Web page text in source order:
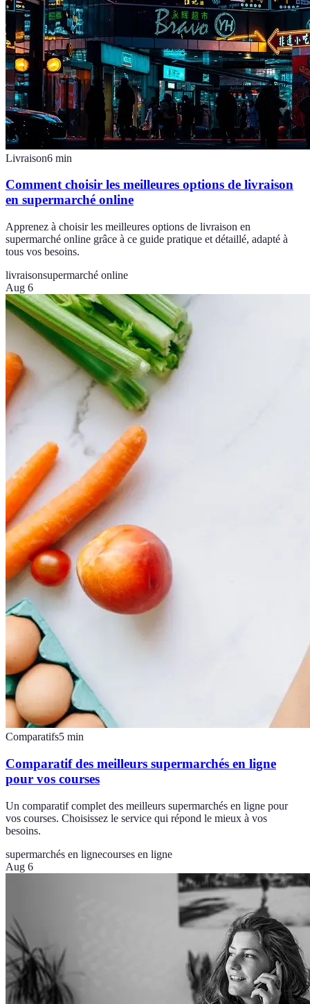
Livraison6 min
Comment choisir les meilleures options de livraison
en supermarché online
Apprenez à choisir les meilleures options de livraison en
supermarché online grâce à ce guide pratique et détaillé, adapté à
tous vos besoins.
livraisonsupermarché online
Aug 6
Comparatifs5 min
Comparatif des meilleurs supermarchés en ligne
pour vos courses
Un comparatif complet des meilleurs supermarchés en ligne pour
vos courses. Choisissez le service qui répond le mieux à vos
besoins.
supermarchés en lignecourses en ligne
Aug 6